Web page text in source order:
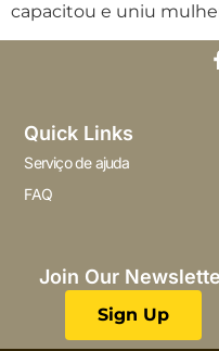
capacitou e uniu
Quick Links
Serviço de ajuda
FAQ
Join Our
Sign Up